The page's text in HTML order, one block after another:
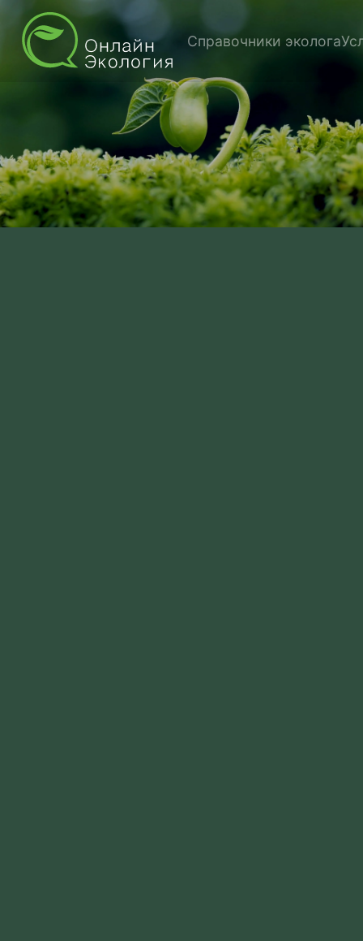
Справочники эколога